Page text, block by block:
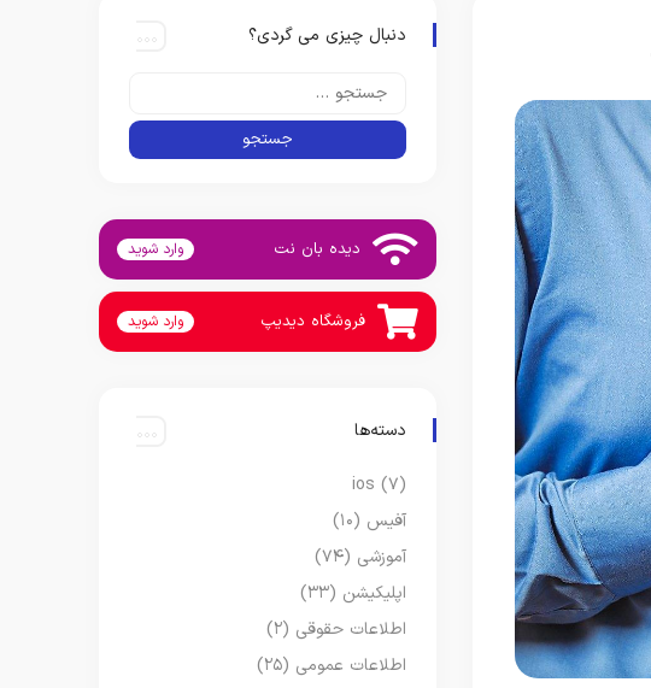
دنبال چیزی می گردی؟
دیده بان نت وارد شوید
فروشگاه دیدیپ وارد شوید
دسته‌ها
ios (۷)
آفیس (۱۰)
آموزشی (۷۴)
اپلیکیشن (۳۳)
اطلاعات حقوقی (۲)
اطلاعات عمومی (۲۵)